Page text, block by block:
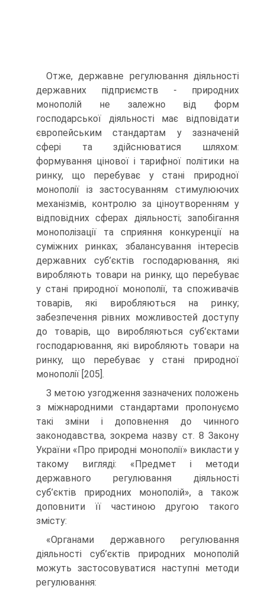
Отже, державне регулювання діяльності
державних підприємств - природних
монополій не залежно від форм
господарської діяльності має відповідати
європейським стандартам у зазначеній
сфері та здійснюватися шляхом:
формування цінової і тарифної політики на
ринку, що перебуває у стані природної
монополії із застосуванням стимулюючих
механізмів, контролю за ціноутворенням у
відповідних сферах діяльності; запобігання
монополізації та сприяння конкуренції на
суміжних ринках; збалансування інтересів
державних суб’єктів господарювання, які
виробляють товари на ринку, що перебуває
у стані природної монополії, та споживачів
товарів, які виробляються на ринку;
забезпечення рівних можливостей доступу
до товарів, що виробляються суб’єктами
господарювання, які виробляють товари на
ринку, що перебуває у стані природної
монополії [205].
З метою узгодження зазначених положень
з міжнародними стандартами пропонуємо
такі зміни і доповнення до чинного
законодавства, зокрема назву ст. 8 Закону
України «Про природні монополії» викласти у
такому вигляді: «Предмет і методи
державного регулювання діяльності
суб’єктів природних монополій», а також
доповнити її частиною другою такого
змісту:
«Органами державного регулювання
діяльності суб’єктів природних монополій
можуть застосовуватися наступні методи
регулювання: